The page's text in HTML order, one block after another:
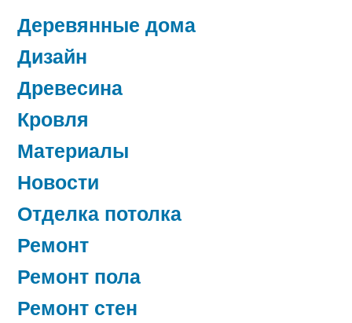
Деревянные дома
Дизайн
Древесина
Кровля
Материалы
Новости
Отделка потолка
Ремонт
Ремонт пола
Ремонт стен